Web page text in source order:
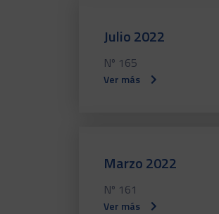
Julio 2022
Nº 165
Ver más
Marzo 2022
Nº 161
Ver más